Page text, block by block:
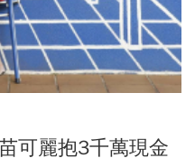
可麗抱3千萬現金